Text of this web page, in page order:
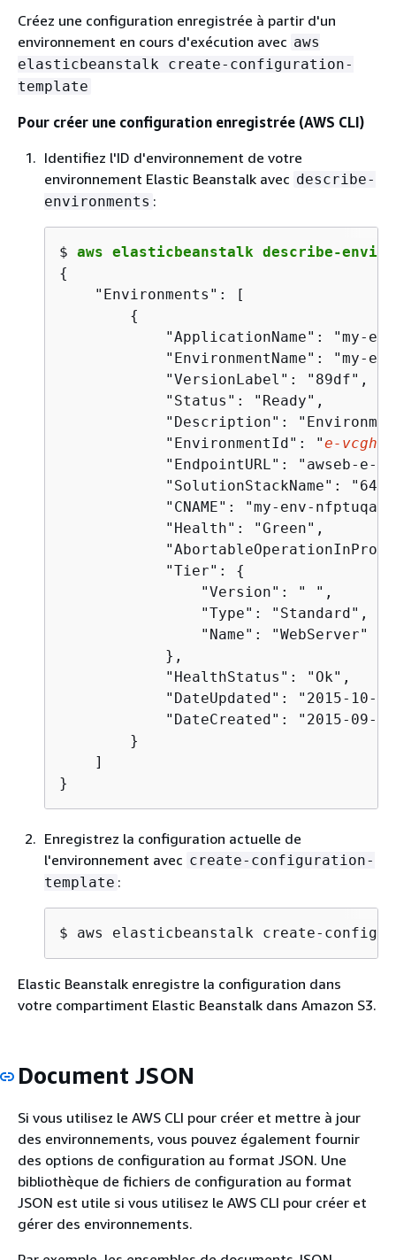
Créez une configuration enregistrée à partir d'un
environnement en cours d'exécution avec aws
elasticbeanstalk create-configuration-
template
Pour créer une configuration enregistrée (AWS CLI)
Identifiez l'ID d'environnement de votre
environnement Elastic Beanstalk avec describe-
environments :
$ aws elasticbeanstalk describe-
{
    "Environments": [
{
"ApplicationName": "my-
"EnvironmentName": "my-
            "VersionLabel": "89df",
            "Status": "Ready",
"Description":
            "EnvironmentId": "
e-
"EndpointURL": "awseb-e-
"SolutionStackName":
"CNAME": "my-env-
            "Health": "Green",
            "Tier":
{
                "Version": " ",
                "Type": "Standard",
                "Name": "WebServer"
            },
            "HealthStatus": "Ok",
"DateUpdated": "2015-10-
"DateCreated": "2015-09-
        }
    ]
}
Enregistrez la configuration actuelle de
l'environnement avec create-configuration-
template :
$ aws elasticbeanstalk create-
Elastic Beanstalk enregistre la configuration dans
votre compartiment Elastic Beanstalk dans Amazon S3.
Document JSON
Si vous utilisez le AWS CLI pour créer et mettre à jour
des environnements, vous pouvez également fournir
des options de configuration au format JSON. Une
bibliothèque de fichiers de configuration au format
JSON est utile si vous utilisez le AWS CLI pour créer et
gérer des environnements.